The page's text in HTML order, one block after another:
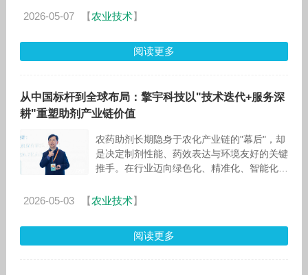
为″Navigating the
2026-05-07 【农业技术】
阅读更多
从中国标杆到全球布局：擎宇科技以"技术迭代+服务深
耕"重塑助剂产业链价值
农药助剂长期隐身于农化产业链的"幕后"，却
是决定制剂性能、药效表达与环境友好的关键
推手。在行业迈向绿色化、精准化、智能化的
深耕行业
2026-05-03 【农业技术】
阅读更多